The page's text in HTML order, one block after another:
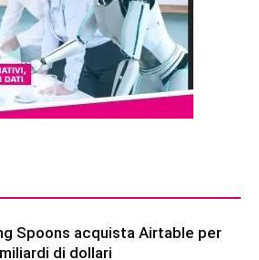
Spoons acquista Airtable per
di dollari